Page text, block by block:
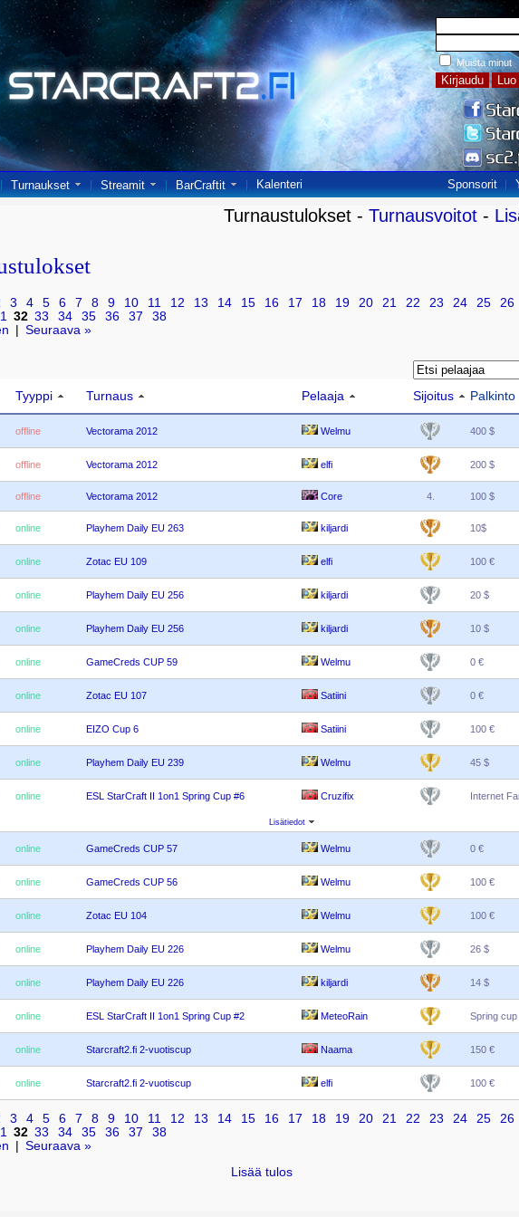
Muista minut
Turnaukset Streamit BarCraftit Kalenteri Sponsorit
Turnaustulokset - Turnausvoitot -
3 4 5 6 7 8 9 10 11 12 13 14 15 16 17 18 19 20 21 22 23 24 25 26
32 33 34 35 36 37
38
Seuraava »
Tyyppi Turnaus Pelaaja Sijoitus Palkinto
offline Vectorama 2012 Welmu 400 $
offline Vectorama 2012 elfi 200 $
offline Vectorama 2012 Core 4. 100 $
online Playhem Daily EU 263 kiljardi 10$
online Zotac EU 109 elfi 100 €
online Playhem Daily EU 256 kiljardi 20 $
online Playhem Daily EU 256 kiljardi 10 $
online GameCreds CUP 59 Welmu 0 €
online Zotac EU 107 Satiini 0 €
online EIZO Cup 6 Satiini 100 €
online Playhem Daily EU 239 Welmu 45 $
online ESL StarCraft II 1on1 Spring Cup #6 Cruzifix Internet
Lisätiedot
online GameCreds CUP 57 Welmu 0 €
online GameCreds CUP 56 Welmu 100 €
online Zotac EU 104 Welmu 100 €
online Playhem Daily EU 226 Welmu 26 $
online Playhem Daily EU 226 kiljardi 14 $
online ESL StarCraft II 1on1 Spring Cup #2 MeteoRain Spring
online Starcraft2.fi 2-vuotiscup Naama 150 €
online Starcraft2.fi 2-vuotiscup elfi 100 €
3 4 5 6 7 8 9 10 11 12 13 14 15 16 17 18 19 20 21 22 23 24 25 26
32 33 34 35 36 37
38
Seuraava »
Lisää tulos